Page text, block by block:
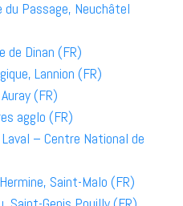
du Passage, Neuchâtel
de Dinan (FR)
Lannion (FR)
(FR)
agglo (FR)
– Centre National de
Saint-Malo (FR)